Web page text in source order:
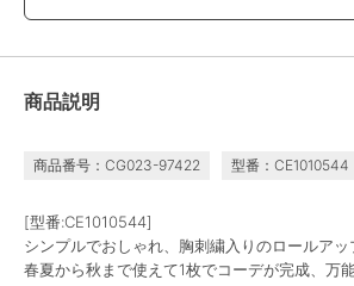
商品説明
商品番号：CG023-97422 型番：CE1010544
[型番:CE1010544]
シンプルでおしゃれ、胸刺繍入りのロールアッ
春夏から秋まで使えて1枚でコーデが完成、万